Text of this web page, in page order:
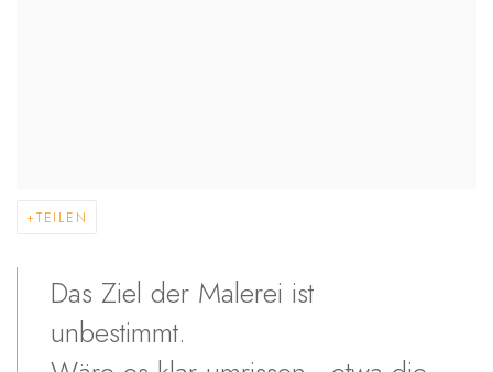
TEILEN
Das Ziel der Malerei ist
unbestimmt.